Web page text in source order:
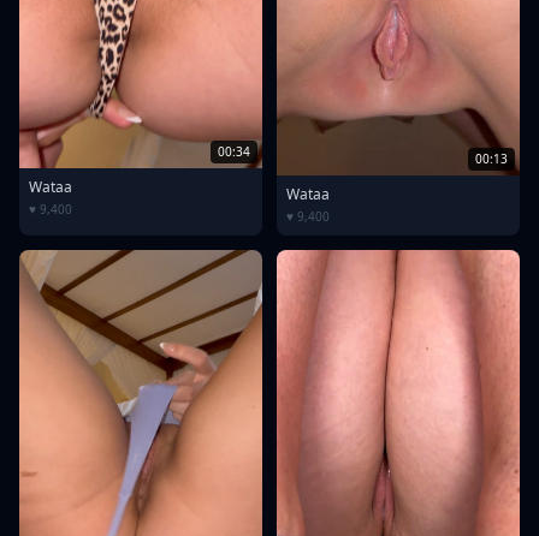
00:34
Wataa
♥ 9,400
00:13
Wataa
♥ 9,400